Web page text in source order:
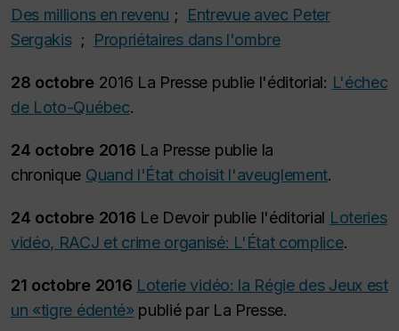
Des millions en revenu ;
Entrevue avec Peter
Sergakis; Propriétaires dans l'ombre
28 octobre 2016 La Presse publie l'éditorial: L'échec
de Loto-Québec.
24 octobre 2016 La Presse publie la
chronique Quand l'État choisit l'aveuglement.
24 octobre 2016 Le Devoir publie l'éditorial Loteries
vidéo, RACJ et crime organisé: L'État complice.
21 octobre 2016 Loterie vidéo: la Régie des Jeux est
un «tigre édenté» publié par La Presse.